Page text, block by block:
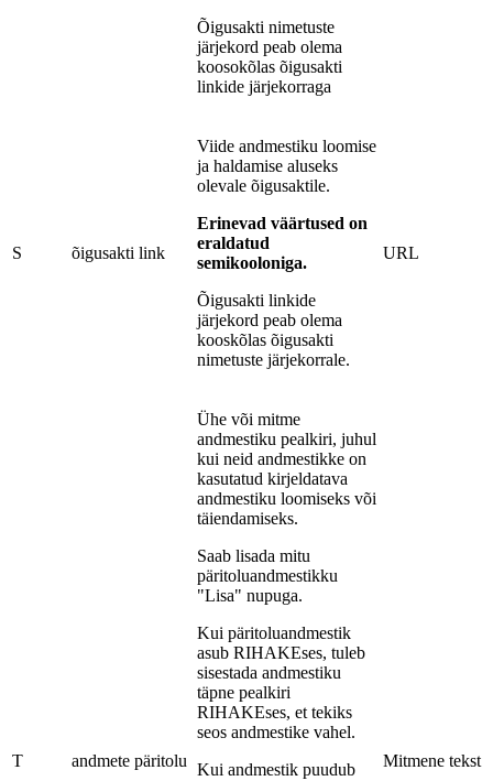
Õigusakti nimetuste
järjekord peab olema
koosokõlas õigusakti
linkide järjekorraga
S õigusakti link
Viide andmestiku loomise
ja haldamise aluseks
olevale õigusaktile.
Erinevad väärtused on
eraldatud
semikooloniga.
Õigusakti linkide
järjekord peab olema
kooskõlas õigusakti
nimetuste järjekorrale.
URL
T andmete päritolu
Ühe või mitme
andmestiku pealkiri, juhul
kui neid andmestikke on
kasutatud kirjeldatava
andmestiku loomiseks või
täiendamiseks.
Saab lisada mitu
päritoluandmestikku
"Lisa" nupuga.
Kui päritoluandmestik
asub RIHAKEses, tuleb
sisestada andmestiku
täpne pealkiri
RIHAKEses, et tekiks
seos andmestike vahel.
Kui andmestik puudub
Mitmene tekst